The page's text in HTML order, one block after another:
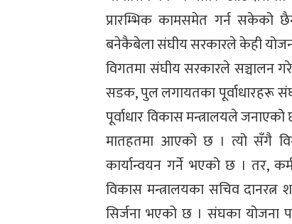
प्रारम्भिक कामसमेत गर्न सकेको
बनेकैबेला संघीय सरकारले केही
विगतमा संघीय सरकारले सञ्चालन
सडक, पुल लगायतका पूर्वाधारहरू
पूर्वाधार विकास मन्त्रालयले
मातहतमा आएको छ । त्यो सँगै
कार्यान्वयन गर्ने भएको छ । तर,
विकास मन्त्रालयका सचिव दानरत्न
सिर्जना भएको छ । संघका योजना